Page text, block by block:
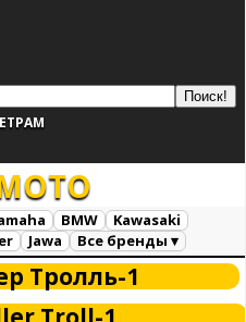
BMW
Kawasaki
Jawa
Все бренды ▾
Тролль-1